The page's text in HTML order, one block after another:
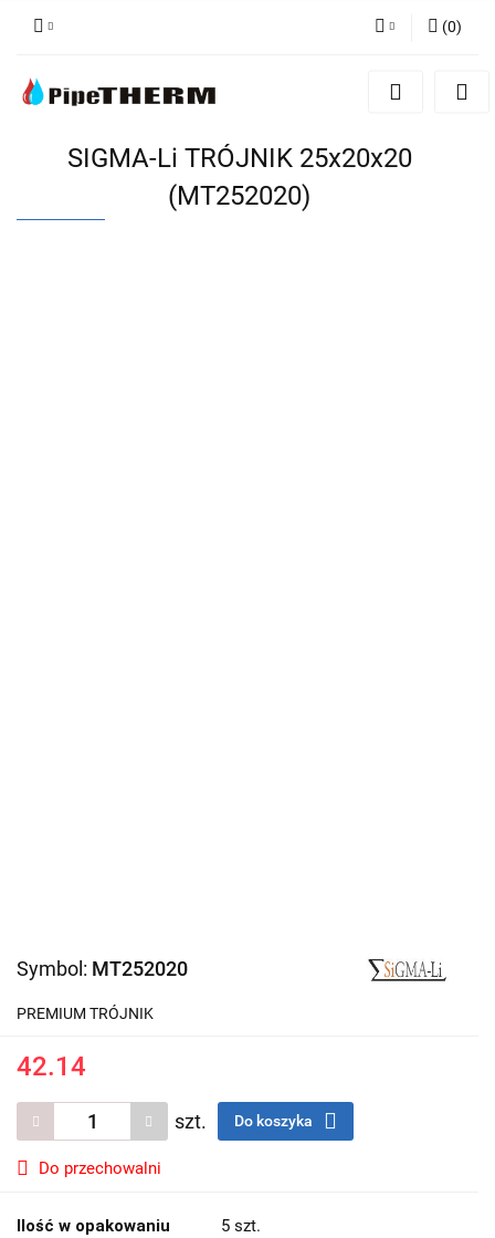
Zaloguj się
Dodaj zgłoszenie
(0)
SIGMA-Li TRÓJNIK 25x20x20
(MT252020)
Symbol: MT252020
PREMIUM TRÓJNIK
42.14
szt. Do koszyka
Do przechowalni
Ilość w opakowaniu 5 szt.